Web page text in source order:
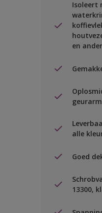
Isoleert
en
geurarm
alle
Goed
13300,